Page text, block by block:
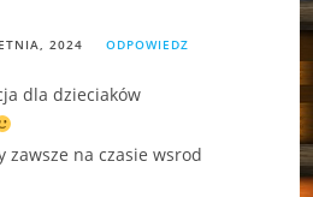
2024 ODPOWIEDZ
dla dzieciaków
na czasie wsrod